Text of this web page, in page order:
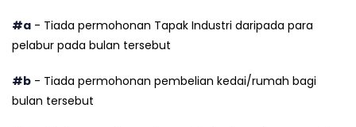
#a - Tiada permohonan Tapak Industri daripada para
pelabur pada bulan tersebut
#b - Tiada permohonan pembelian kedai/rumah bagi
bulan tersebut